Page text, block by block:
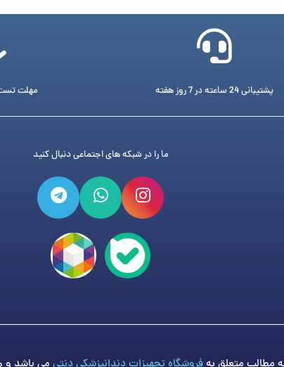
پشتیبانی 24 ساعته در 7 روز هفته مهلت
ما را در شبکه های اجتماعی دنبال کنید